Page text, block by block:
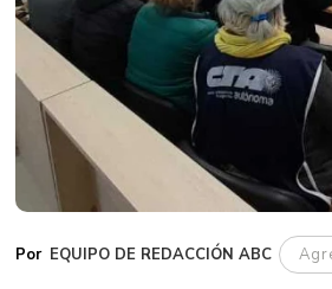
EQUIPO DE REDACCIÓN ABC